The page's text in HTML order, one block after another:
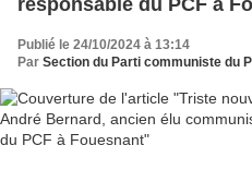
Publié le 24/10/2024 à 13:14
Par Section du Parti communiste du